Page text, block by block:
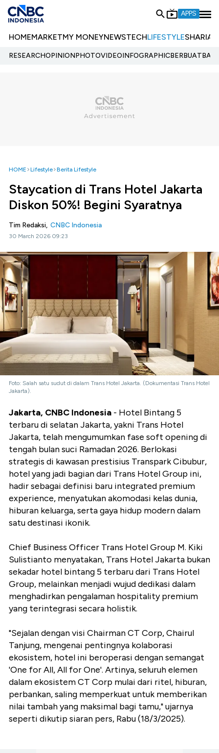
APPS
HOMEMARKETMY MONEYNEWSTECHLIFESTYLESHARIA
RESEARCHOPINIONPHOTOVIDEOINFOGRAPHIC
HOME Lifestyle Berita Lifestyle
Staycation di Trans Hotel Jakarta
Diskon 50%! Begini Syaratnya
Tim Redaksi, CNBC Indonesia
30 March 2026 09:23
Foto: Salah satu sudut di dalam Trans Hotel Jakarta. (Dokumentasi Trans Hotel
Jakarta).
Jakarta, CNBC Indonesia - Hotel Bintang 5
terbaru di selatan Jakarta, yakni Trans Hotel
Jakarta, telah mengumumkan fase soft opening di
tengah bulan suci Ramadan 2026. Berlokasi
strategis di kawasan prestisius Transpark Cibubur,
hotel yang jadi bagian dari Trans Hotel Group ini,
hadir sebagai definisi baru integrated premium
experience, menyatukan akomodasi kelas dunia,
hiburan keluarga, serta gaya hidup modern dalam
satu destinasi ikonik.
Chief Business Officer Trans Hotel Group M. Kiki
Sulistianto menyatakan, Trans Hotel Jakarta bukan
sekadar hotel bintang 5 terbaru dari Trans Hotel
Group, melainkan menjadi wujud dedikasi dalam
menghadirkan pengalaman hospitality premium
yang terintegrasi secara holistik.
"Sejalan dengan visi Chairman CT Corp, Chairul
Tanjung, mengenai pentingnya kolaborasi
ekosistem, hotel ini beroperasi dengan semangat
'One for All, All for One'. Artinya, seluruh elemen
dalam ekosistem CT Corp mulai dari ritel, hiburan,
perbankan, saling memperkuat untuk memberikan
nilai tambah yang maksimal bagi tamu," ujarnya
seperti dikutip siaran pers, Rabu (18/3/2025).